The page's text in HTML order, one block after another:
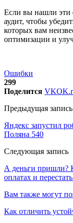
Если вы нашли эти
аудит, чтобы
которых вам
оптимизации и
Ошибки
299
Поделится VK
Предыдущая запись
Яндекс запустил
Поляна 540
Следующая запись
А деньги пришли?
оплатах и
Вам также могут
Как отличить